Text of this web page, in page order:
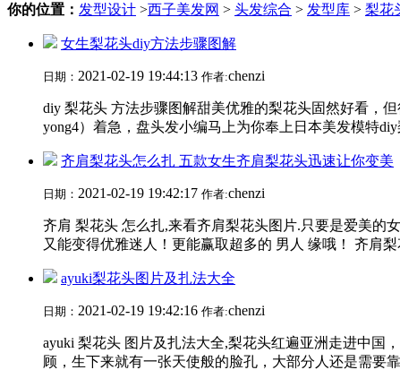
你的位置： 发型设计 >西子美发网 > 头发综合 > 发型库 > 梨花
女生梨花头diy方法步骤图解
日期： 2021-02-19 19:44:13 作者:chenzi
diy 梨花头 方法步骤图解甜美优雅的梨花头固然好看，
yong4）着急，盘头发小编马上为你奉上日本美发模特
齐肩梨花头怎么扎 五款女生齐肩梨花头迅速让你变美
日期： 2021-02-19 19:42:17 作者:chenzi
齐肩 梨花头 怎么扎,来看齐肩梨花头图片.只要是爱美的
又能变得优雅迷人！更能赢取超多的 男人 缘哦！ 齐肩
ayuki梨花头图片及扎法大全
日期： 2021-02-19 19:42:16 作者:chenzi
ayuki 梨花头 图片及扎法大全,梨花头红遍亚洲走进中国
顾，生下来就有一张天使般的脸孔，大部分人还是需要